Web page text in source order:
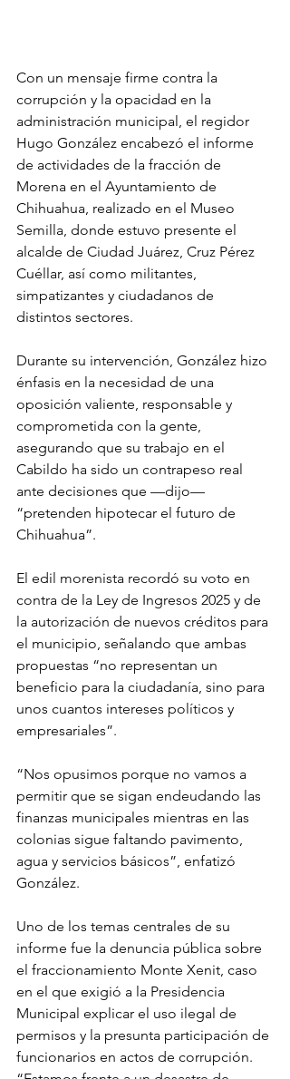
Con un mensaje firme contra la
corrupción y la opacidad en la
administración municipal, el regidor
Hugo González encabezó el informe
de actividades de la fracción de
Morena en el Ayuntamiento de
Chihuahua, realizado en el Museo
Semilla, donde estuvo presente el
alcalde de Ciudad Juárez, Cruz Pérez
Cuéllar, así como militantes,
simpatizantes y ciudadanos de
distintos sectores.
Durante su intervención, González hizo
énfasis en la necesidad de una
oposición valiente, responsable y
comprometida con la gente,
asegurando que su trabajo en el
Cabildo ha sido un contrapeso real
ante decisiones que —dijo—
“pretenden hipotecar el futuro de
Chihuahua”.
El edil morenista recordó su voto en
contra de la Ley de Ingresos 2025 y de
la autorización de nuevos créditos para
el municipio, señalando que ambas
propuestas “no representan un
beneficio para la ciudadanía, sino para
unos cuantos intereses políticos y
empresariales”.
“Nos opusimos porque no vamos a
permitir que se sigan endeudando las
finanzas municipales mientras en las
colonias sigue faltando pavimento,
agua y servicios básicos”, enfatizó
González.
Uno de los temas centrales de su
informe fue la denuncia pública sobre
el fraccionamiento Monte Xenit, caso
en el que exigió a la Presidencia
Municipal explicar el uso ilegal de
permisos y la presunta participación de
funcionarios en actos de corrupción.